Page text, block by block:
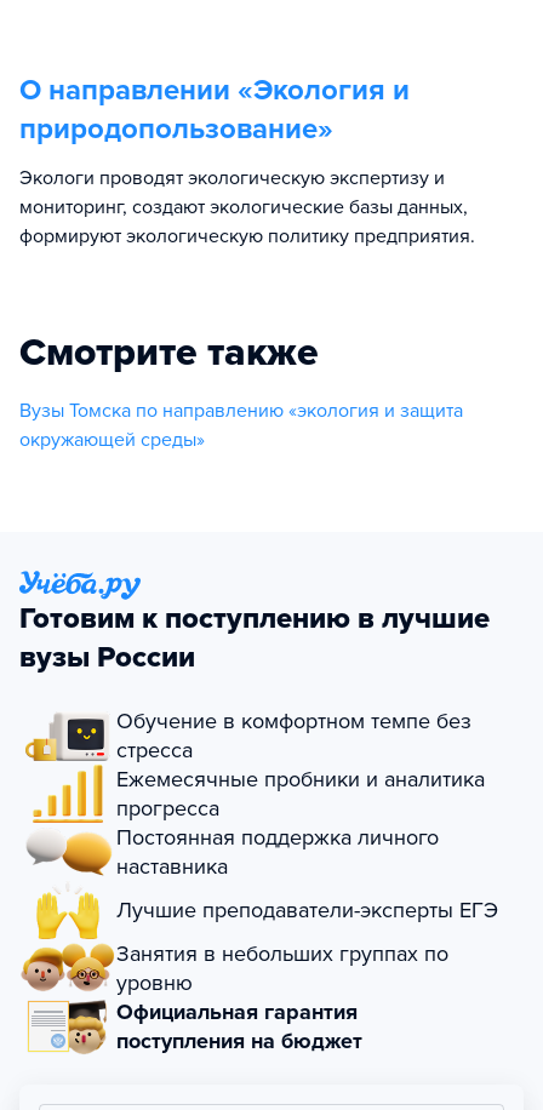
О направлении «Экология и
природопользование»
Экологи проводят экологическую экспертизу и
мониторинг, создают экологические базы данных,
формируют экологическую политику предприятия.
Смотрите также
Вузы Томска по направлению «экология и защита
окружающей среды»
Готовим к поступлению в лучшие
вузы России
Обучение в комфортном темпе без
стресса
Ежемесячные пробники и аналитика
прогресса
Постоянная поддержка личного
наставника
Лучшие преподаватели-эксперты ЕГЭ
Занятия в небольших группах по
уровню
Официальная гарантия
поступления на бюджет